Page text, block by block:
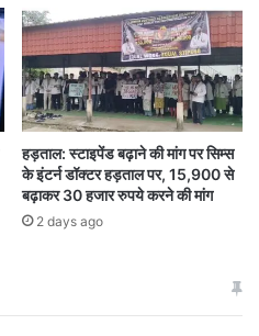
हड़ताल: स्टाइपेंड बढ़ाने की मांग पर सिम्स
के इंटर्न डॉक्टर हड़ताल पर, 15,900 से
बढ़ाकर 30 हजार रुपये करने की मांग
2 days ago
खाई में धक्का… आरोपियों ने